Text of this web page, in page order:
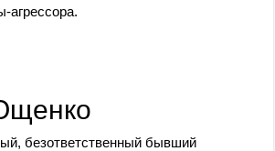
агрессора.
безответственный бывший